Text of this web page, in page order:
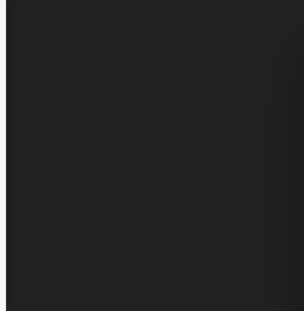
Sketchbook5,
Sketchbook5,